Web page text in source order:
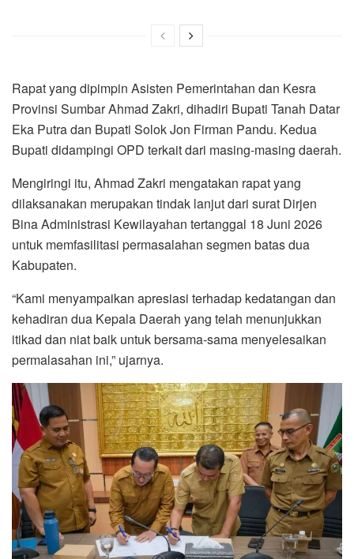
Rapat yang dipimpin Asisten Pemerintahan dan Kesra
Provinsi Sumbar Ahmad Zakri, dihadiri Bupati Tanah Datar
Eka Putra dan Bupati Solok Jon Firman Pandu. Kedua
Bupati didampingi OPD terkait dari masing-masing daerah.
Mengiringi itu, Ahmad Zakri mengatakan rapat yang
dilaksanakan merupakan tindak lanjut dari surat Dirjen
Bina Administrasi Kewilayahan tertanggal 18 Juni 2026
untuk memfasilitasi permasalahan segmen batas dua
Kabupaten.
“Kami menyampaikan apresiasi terhadap kedatangan dan
kehadiran dua Kepala Daerah yang telah menunjukkan
itikad dan niat baik untuk bersama-sama menyelesaikan
permalasahan ini,” ujarnya.